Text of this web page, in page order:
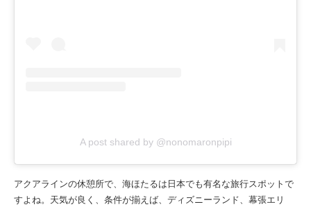
A post shared by @nonomaronpipi
アクアラインの休憩所で、海ほたるは日本でも有名な旅行スポットで
すよね。天気が良く、条件が揃えば、ディズニーランド、幕張エリ